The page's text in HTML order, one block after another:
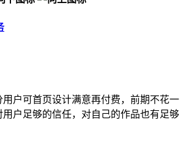
用户可首页设计满意再付费，前期不花一
用户足够的信任，对自己的作品也有足够